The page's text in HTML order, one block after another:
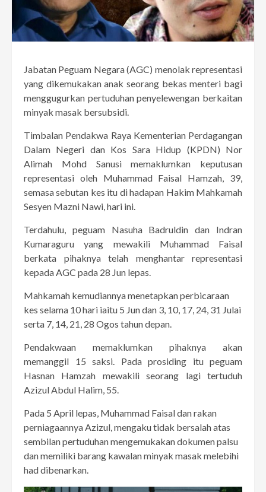
Jabatan Peguam Negara (AGC) menolak representasi
yang dikemukakan anak seorang bekas menteri bagi
menggugurkan pertuduhan penyelewengan berkaitan
minyak masak bersubsidi.
Timbalan Pendakwa Raya Kementerian Perdagangan
Dalam Negeri dan Kos Sara Hidup (KPDN) Nor
Alimah Mohd Sanusi memaklumkan keputusan
representasi oleh Muhammad Faisal Hamzah, 39,
semasa sebutan kes itu di hadapan Hakim Mahkamah
Sesyen Mazni Nawi, hari ini.
Terdahulu, peguam Nasuha Badruldin dan Indran
Kumaraguru yang mewakili Muhammad Faisal
berkata pihaknya telah menghantar representasi
kepada AGC pada 28 Jun lepas.
Mahkamah kemudiannya menetapkan perbicaraan
kes selama 10 hari iaitu 5 Jun dan 3, 10, 17, 24, 31 Julai
serta 7, 14, 21, 28 Ogos tahun depan.
Pendakwaan memaklumkan pihaknya akan
memanggil 15 saksi. Pada prosiding itu peguam
Hasnan Hamzah mewakili seorang lagi tertuduh
Azizul Abdul Halim, 55.
Pada 5 April lepas, Muhammad Faisal dan rakan
perniagaannya Azizul, mengaku tidak bersalah atas
sembilan pertuduhan mengemukakan dokumen palsu
dan memiliki barang kawalan minyak masak melebihi
had dibenarkan.